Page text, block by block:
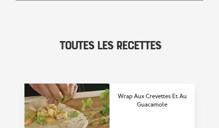
Toutes les Recettes
Wrap Aux Crevettes Et Au
Guacamole